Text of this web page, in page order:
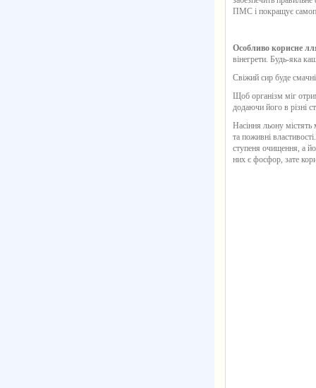
ПМС і покращує
Особливо корисне
вінегрети. Будь-яка
Свіжий сир буде
Щоб організм міг
додаючи його в різні
Насіння льону містять
та поживні
ступеня очищення, а
них є фосфор, зате